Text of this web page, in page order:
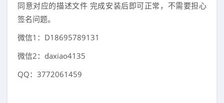
同意对应的描述文件 完成安装后即可正常，不需要担心
签名问题。
微信1：D18695789131
微信2：daxiao4135
QQ：3772061459